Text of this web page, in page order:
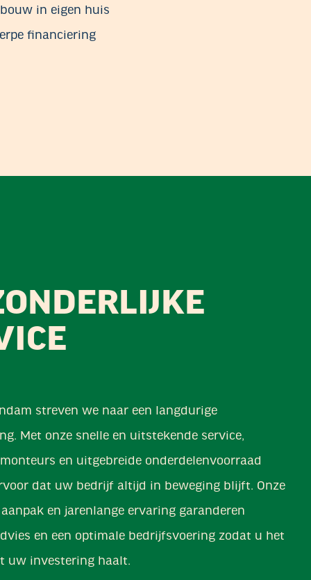
in eigen huis
financiering
streven we naar een langdurige
Met onze snelle en uitstekende service,
en uitgebreide onderdelenvoorraad
dat uw bedrijf altijd in beweging blijft. Onze
en jarenlange ervaring garanderen
en een optimale bedrijfsvoering zodat u het
uw investering haalt.